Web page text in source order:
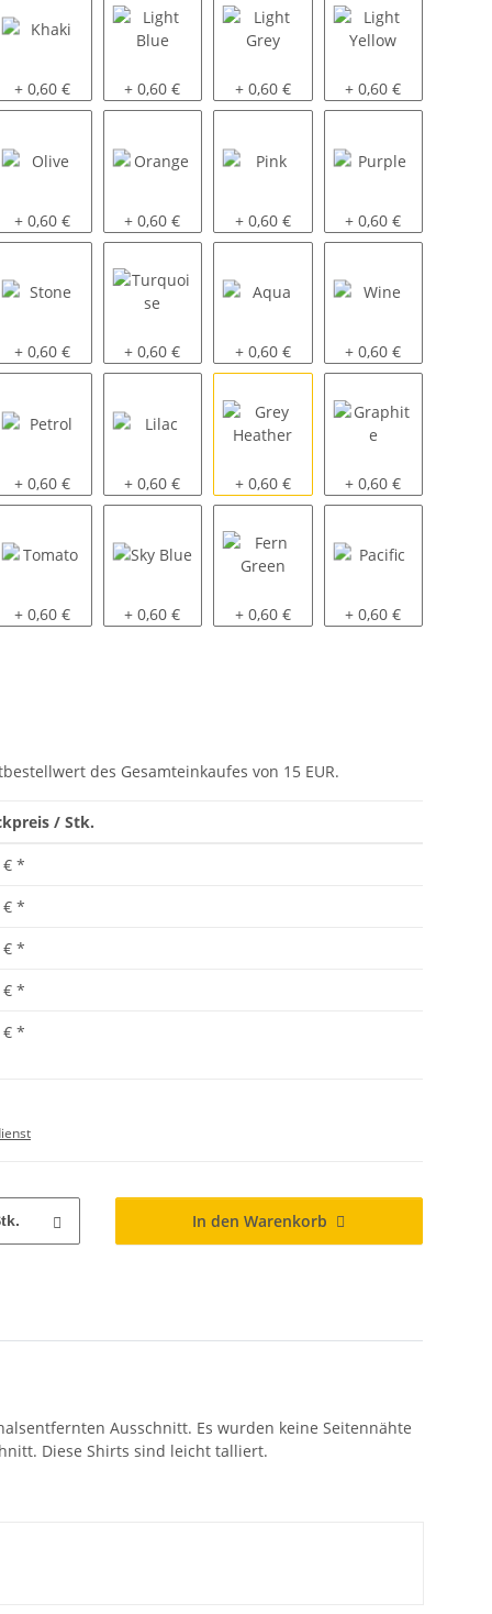
Khaki
+ 0,60 € Light Blue
+ 0,60 € Light Grey
+ 0,60 € Light Yellow
+ 0,60 €
Olive
+ 0,60 € Orange
+ 0,60 € Pink
+ 0,60 € Purple
+ 0,60 €
Stone
+ 0,60 € Turquoise
+ 0,60 € Aqua
+ 0,60 € Wine
+ 0,60 €
Petrol
+ 0,60 € Lilac
+ 0,60 € Grey Heather
+ 0,60 € Graphite
+ 0,60 €
Tomato
+ 0,60 € Sky Blue
+ 0,60 € Fern Green
+ 0,60 € Pacific
+ 0,60 €
des Gesamteinkaufes von 15 EUR.
/ Stk.
€ *
€ *
€ *
€ *
€ *
In den Warenkorb
Ausschnitt. Es wurden keine Seitennähte
Diese Shirts sind leicht talliert.